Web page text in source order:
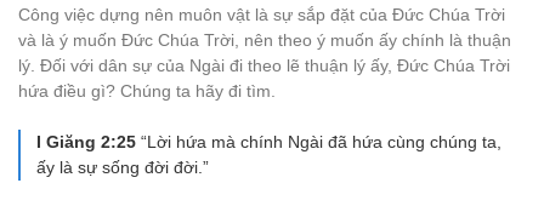
Công việc dựng nên muôn vật là sự sắp đặt của Đức Chúa Trời
và là ý muốn Đức Chúa Trời, nên theo ý muốn ấy chính là thuận
lý. Đối với dân sự của Ngài đi theo lẽ thuận lý ấy, Đức Chúa Trời
hứa điều gì? Chúng ta hãy đi tìm.
I Giăng 2:25 “Lời hứa mà chính Ngài đã hứa cùng chúng ta,
ấy là sự sống đời đời.”